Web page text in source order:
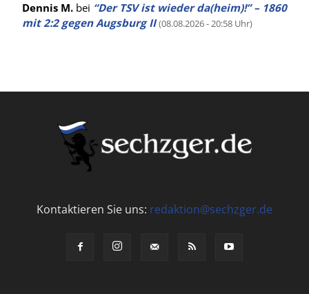
Dennis M. bei “Der TSV ist wieder da(heim)!” – 1860
mit 2:2 gegen Augsburg II (08.08.2026 - 20:58 Uhr)
Kontaktieren Sie uns: redaktion@sechzger.de